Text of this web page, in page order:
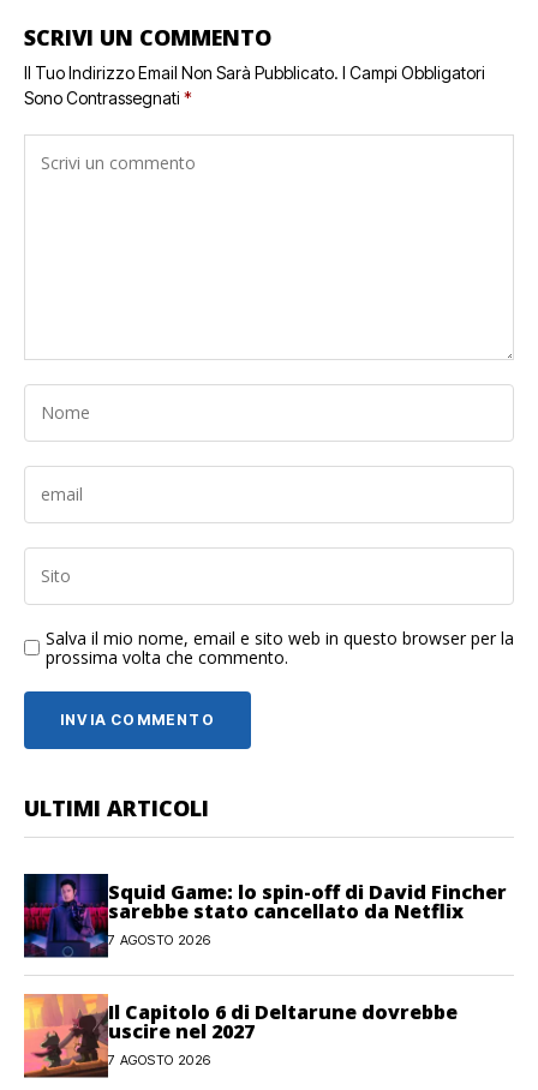
SCRIVI UN COMMENTO
Il Tuo Indirizzo Email Non Sarà Pubblicato. I Campi Obbligatori
Sono Contrassegnati *
Salva il mio nome, email e sito web in questo browser per la
prossima volta che commento.
ULTIMI ARTICOLI
Squid Game: lo spin-off di David Fincher
sarebbe stato cancellato da Netflix
7 AGOSTO 2026
Il Capitolo 6 di Deltarune dovrebbe
uscire nel 2027
7 AGOSTO 2026